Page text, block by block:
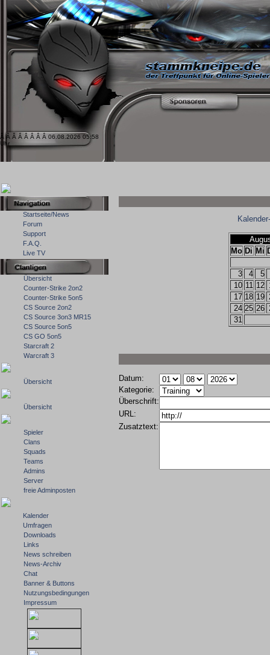
Â Â Â Â Â Â Â Â 06.08.2026 05:58
Uhr
Startseite/News
Forum
Support
F.A.Q.
Live TV
Übersicht
Counter-Strike 2on2
Counter-Strike 5on5
CS Source 2on2
CS Source 3on3 MR15
CS Source 5on5
CS GO 5on5
Starcraft 2
Warcraft 3
Übersicht
Übersicht
Spieler
Clans
Squads
Teams
Admins
Server
freie Adminposten
Kalender
Umfragen
Downloads
Links
News schreiben
News-Archiv
Chat
Banner & Buttons
Nutzungsbedingungen
Impressum
Mo Di Mi
3 4
5
10 11 12
17 18 19
24 25 26
31
Datum:
Kategorie:
Überschrift:
URL:
Zusatztext: